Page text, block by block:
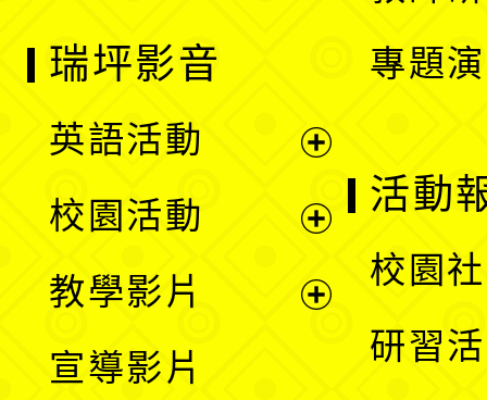
專題
瑞坪影音
英語活動
選
校園活動
教學影片
宣導影片
活動
校園
研習